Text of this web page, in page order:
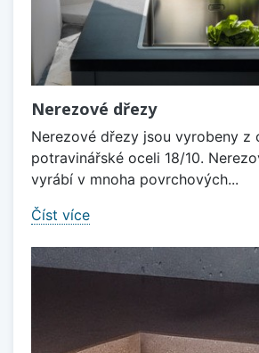
Nerezové dřezy
Nerezové dřezy jsou vyrobeny z
potravinářské oceli 18/10.
vyrábí v mnoha povrchových...
Číst více